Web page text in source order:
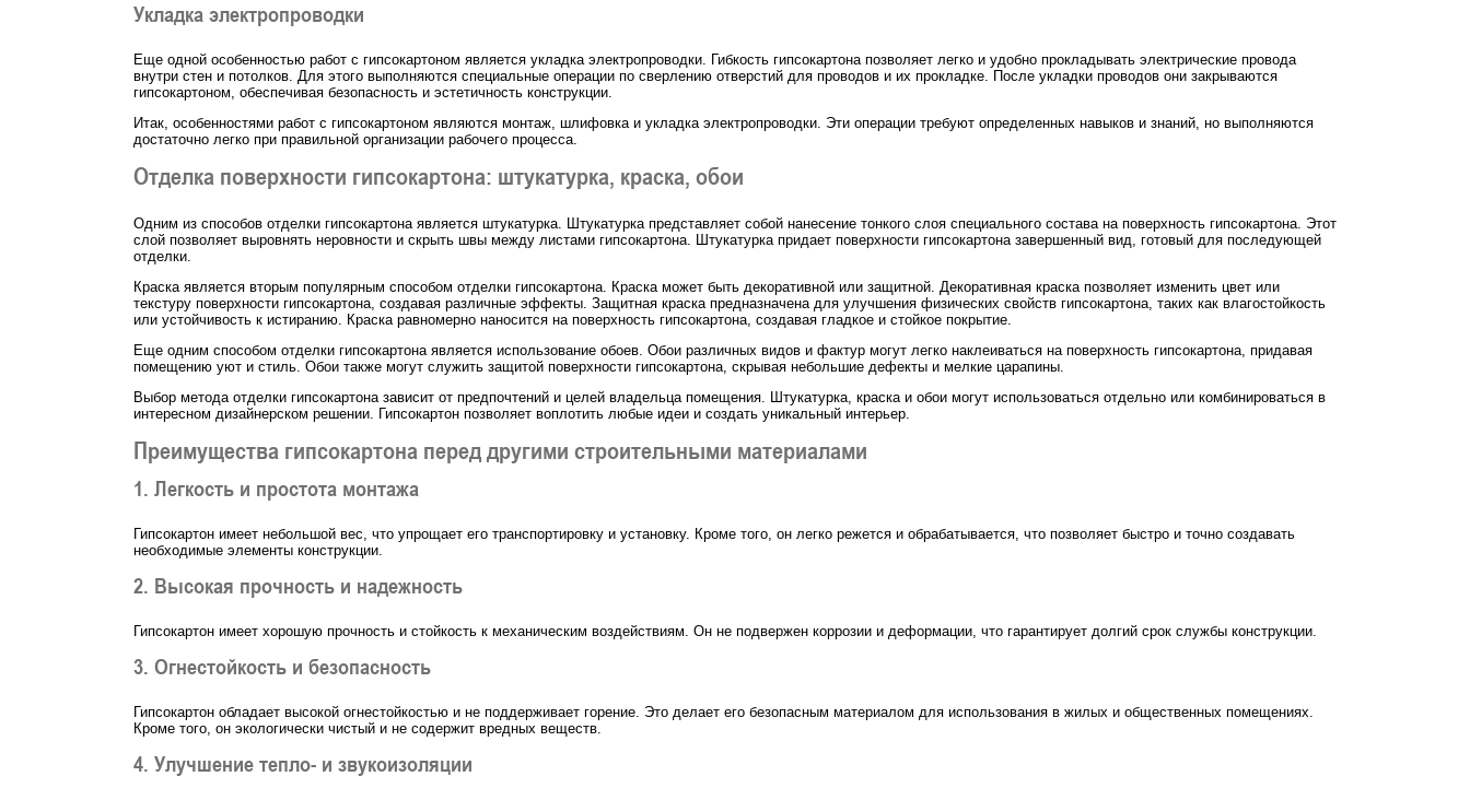
Укладка электропроводки
Еще одной особенностью работ с гипсокартоном является укладка электропроводки. Гибкость гипсокартона позволяет легко и удобно прокладывать электрические провода
внутри стен и потолков. Для этого выполняются специальные операции по сверлению отверстий для проводов и их прокладке. После укладки проводов они закрываются
гипсокартоном, обеспечивая безопасность и эстетичность конструкции.
Итак, особенностями работ с гипсокартоном являются монтаж, шлифовка и укладка электропроводки. Эти операции требуют определенных навыков и знаний, но выполняются
достаточно легко при правильной организации рабочего процесса.
Отделка поверхности гипсокартона: штукатурка, краска, обои
Одним из способов отделки гипсокартона является штукатурка. Штукатурка представляет собой нанесение тонкого слоя специального состава на поверхность гипсокартона. Этот
слой позволяет выровнять неровности и скрыть швы между листами гипсокартона. Штукатурка придает поверхности гипсокартона завершенный вид, готовый для последующей
отделки.
Краска является вторым популярным способом отделки гипсокартона. Краска может быть декоративной или защитной. Декоративная краска позволяет изменить цвет или
текстуру поверхности гипсокартона, создавая различные эффекты. Защитная краска предназначена для улучшения физических свойств гипсокартона, таких как влагостойкость
или устойчивость к истиранию. Краска равномерно наносится на поверхность гипсокартона, создавая гладкое и стойкое покрытие.
Еще одним способом отделки гипсокартона является использование обоев. Обои различных видов и фактур могут легко наклеиваться на поверхность гипсокартона, придавая
помещению уют и стиль. Обои также могут служить защитой поверхности гипсокартона, скрывая небольшие дефекты и мелкие царапины.
Выбор метода отделки гипсокартона зависит от предпочтений и целей владельца помещения. Штукатурка, краска и обои могут использоваться отдельно или комбинироваться в
интересном дизайнерском решении. Гипсокартон позволяет воплотить любые идеи и создать уникальный интерьер.
Преимущества гипсокартона перед другими строительными материалами
1. Легкость и простота монтажа
Гипсокартон имеет небольшой вес, что упрощает его транспортировку и установку. Кроме того, он легко режется и обрабатывается, что позволяет быстро и точно создавать
необходимые элементы конструкции.
2. Высокая прочность и надежность
Гипсокартон имеет хорошую прочность и стойкость к механическим воздействиям. Он не подвержен коррозии и деформации, что гарантирует долгий срок службы конструкции.
3. Огнестойкость и безопасность
Гипсокартон обладает высокой огнестойкостью и не поддерживает горение. Это делает его безопасным материалом для использования в жилых и общественных помещениях.
Кроме того, он экологически чистый и не содержит вредных веществ.
4. Улучшение тепло- и звукоизоляции